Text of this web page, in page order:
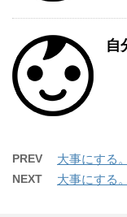
自
PREV 大事にする
NEXT 大事にする